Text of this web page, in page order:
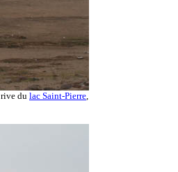
, rive du lac Saint-Pierre